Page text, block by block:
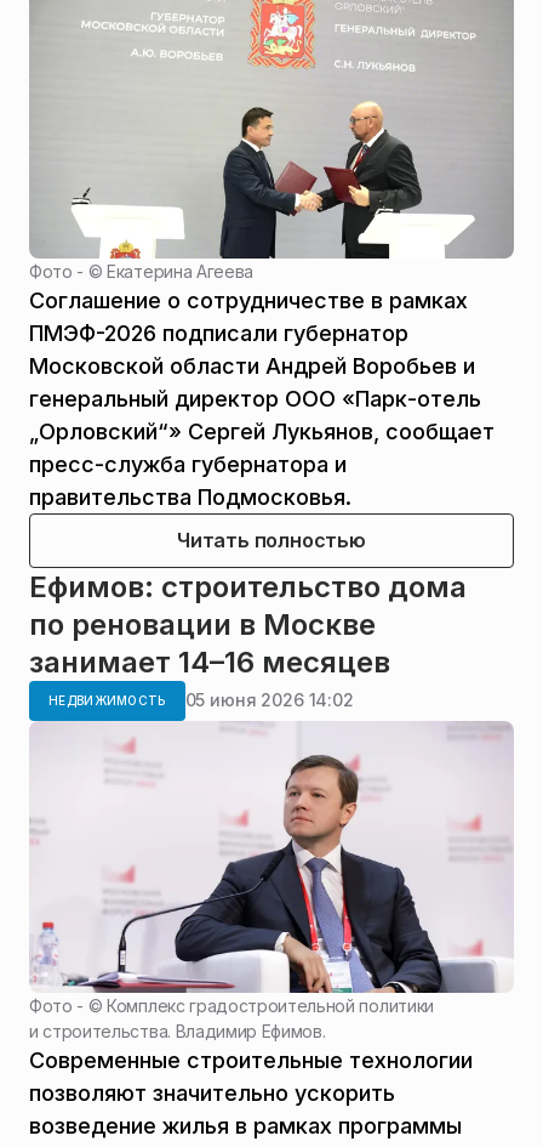
Фото - ©Екатерина Агеева
Соглашение о сотрудничестве в рамках
ПМЭФ-2026 подписали губернатор
Московской области Андрей Воробьев и
генеральный директор ООО «Парк-отель
„Орловский“» Сергей Лукьянов, сообщает
пресс-служба губернатора и
правительства Подмосковья.
Читать полностью
Ефимов: строительство дома
по реновации в Москве
занимает 14–16 месяцев
НЕДВИЖИМОСТЬ 05 июня 2026 14:02
Фото - ©Комплекс градостроительной политики
и строительства. Владимир Ефимов.
Современные строительные технологии
позволяют значительно ускорить
возведение жилья в рамках программы